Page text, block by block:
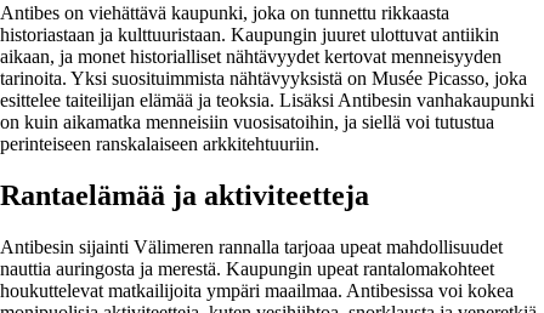
Antibes on viehättävä kaupunki, joka on tunnettu rikkaasta
historiastaan ja kulttuuristaan. Kaupungin juuret ulottuvat antiikin
aikaan, ja monet historialliset nähtävyydet kertovat menneisyyden
tarinoita. Yksi suosituimmista nähtävyyksistä on Musée Picasso, joka
esittelee taiteilijan elämää ja teoksia. Lisäksi Antibesin vanhakaupunki
on kuin aikamatka menneisiin vuosisatoihin, ja siellä voi tutustua
perinteiseen ranskalaiseen arkkitehtuuriin.
Rantaelämää ja aktiviteetteja
Antibesin sijainti Välimeren rannalla tarjoaa upeat mahdollisuudet
nauttia auringosta ja merestä. Kaupungin upeat rantalomakohteet
houkuttelevat matkailijoita ympäri maailmaa. Antibesissa voi kokea